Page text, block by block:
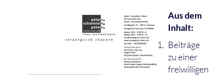
Aus dem
Inhalt:
Beiträge
zu einer
freiwilligen